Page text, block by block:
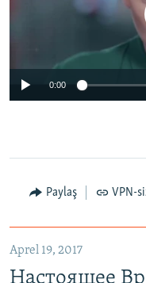
No media
0:00
Paylaş VPN-
Aprel 19, 2017
Настоящее